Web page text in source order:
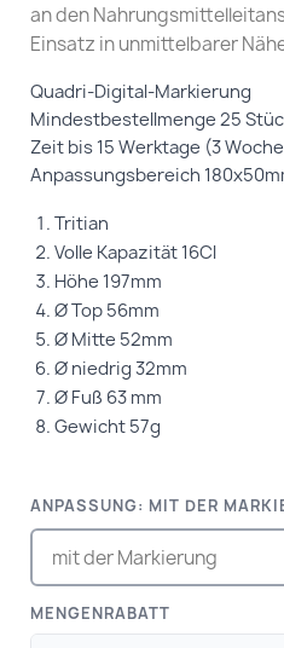
an den
Einsatz in unmittelbarer
Quadri-Digital-Markierung
Mindestbestellmenge 25
Zeit bis 15 Werktage (3
Anpassungsbereich
Tritian
Volle Kapazität 16Cl
Höhe 197mm
Ø Top 56mm
Ø Mitte 52mm
Ø niedrig 32mm
Ø Fuß 63 mm
Gewicht 57g
ANPASSUNG: MIT DER
MENGENRABATT